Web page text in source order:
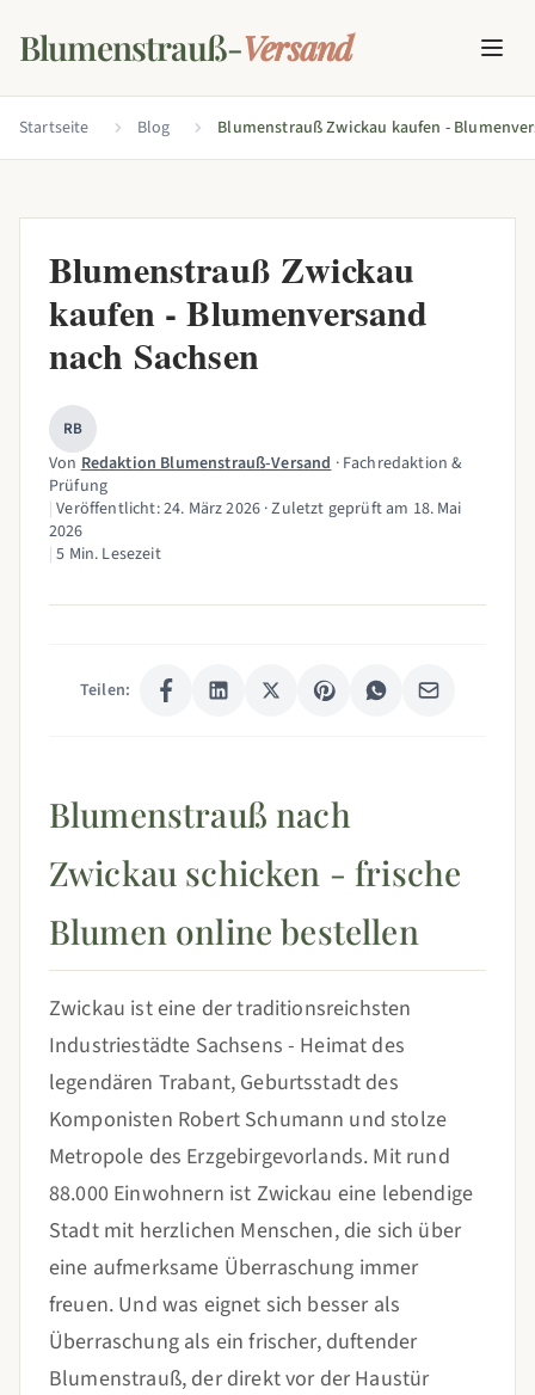
Blumenstrauß-Versand
Startseite Blog
Blumenstrauß Zwickau
kaufen - Blumenversand
nach Sachsen
RB
VonRedaktion Blumenstrauß-Versand· Fachredaktion &
Prüfung
Veröffentlicht:24. März 2026 · Zuletzt geprüft am 18. Mai
2026
5 Min. Lesezeit
Teilen:
Blumenstrauß nach
Zwickau schicken - frische
Blumen online bestellen
Zwickau ist eine der traditionsreichsten
Industriestädte Sachsens - Heimat des
legendären Trabant, Geburtsstadt des
Komponisten Robert Schumann und stolze
Metropole des Erzgebirgevorlands. Mit rund
88.000 Einwohnern ist Zwickau eine lebendige
Stadt mit herzlichen Menschen, die sich über
eine aufmerksame Überraschung immer
freuen. Und was eignet sich besser als
Überraschung als ein frischer, duftender
Blumenstrauß, der direkt vor der Haustür